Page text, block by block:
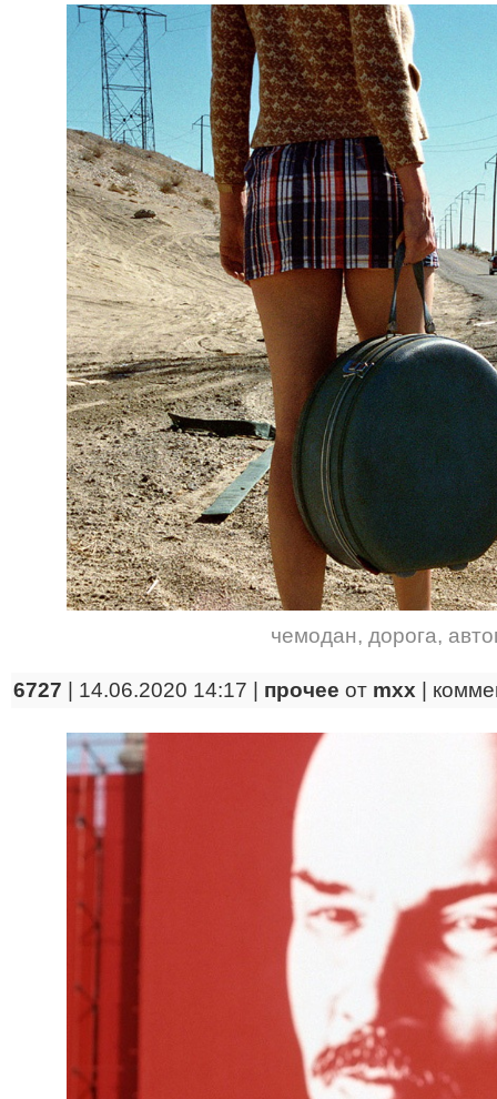
чемодан, дорога,
6727 | 14.06.2020 14:17 | прочее от mxx